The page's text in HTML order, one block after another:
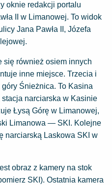
oknie redakcji portalu
II w Limanowej. To widok
Jana Pawła II, Józefa
się również osiem innych
inne miejsce. Trzecia i
Śnieżnica. To Kasina
narciarska w Kasinie
Łysą Górę w Limanowej,
Limanowa — SKI. Kolejne
narciarską Laskowa SKI w
obraz z kamery na stok
SKI). Ostatnia kamera